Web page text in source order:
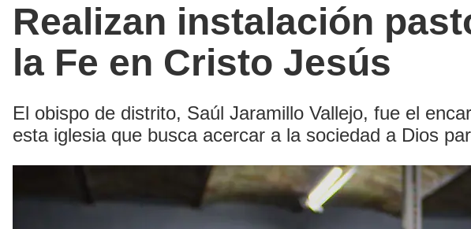
Realizan instalación
la Fe en Cristo Jesús
El obispo de distrito, Saúl Jaramillo Vallejo, fue el
esta iglesia que busca acercar a la sociedad a Dios